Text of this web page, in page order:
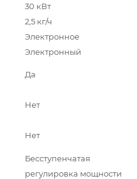
30 кВт
2,5 кг/ч
Электронное
Электронный
Да
Нет
Нет
Бесступенчатая
регулировка мощности